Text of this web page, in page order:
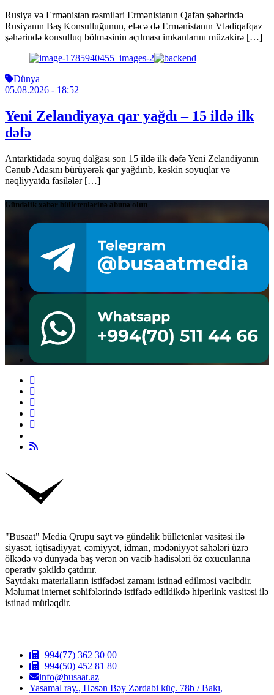
Rusiya və Ermənistan rəsmiləri Ermənistanın Qafan şəhərində
Rusiyanın Baş Konsulluğunun, eləcə də Ermənistanın Vladiqafqaz
şəhərində konsulluq bölməsinin açılması imkanlarını müzakirə […]
Dünya
05.08.2026 - 18:52
Yeni Zelandiyaya qar yağdı – 15 ildə ilk
dəfə
Antarktidada soyuq dalğası son 15 ildə ilk dəfə Yeni Zelandiyanın
Cənub Adasını bürüyərək qar yağdırıb, kəskin soyuqlar və
nəqliyyatda fasilələr […]
Gündəlik xəbər bülletenlərinə abunə olun
"Busaat" Media Qrupu sayt və gündəlik bülletenlər vasitəsi ilə
siyasət, iqtisadiyyat, cəmiyyət, idman, mədəniyyət sahələri üzrə
ölkədə və dünyada baş verən ən vacib hadisələri öz oxucularına
operativ şəkildə çatdırır.
Saytdakı materialların istifadəsi zamanı istinad edilməsi vacibdir.
Məlumat internet səhifələrində istifadə edildikdə hiperlink vasitəsi ilə
istinad mütləqdir.
+994(77) 362 30 00
+994(50) 452 81 80
info@busaat.az
Yasamal ray., Həsən Bəy Zərdabi küç. 78b / Bakı,